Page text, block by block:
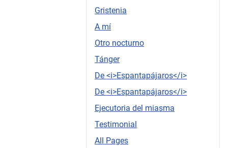
Gristenia
A mí
Otro nocturno
Tánger
De <i>Espantapájaros</i>
De <i>Espantapájaros</i>
Ejecutoria del miasma
Testimonial
All Pages